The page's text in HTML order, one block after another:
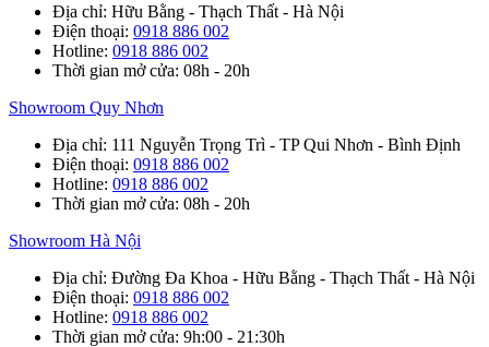
Địa chỉ: Hữu Bằng - Thạch Thất - Hà Nội
Điện thoại: 0918 886 002
Hotline: 0918 886 002
Thời gian mở cửa: 08h - 20h
Showroom Quy Nhơn
Địa chỉ: 111 Nguyễn Trọng Trì - TP Qui Nhơn - Bình Định
Điện thoại: 0918 886 002
Hotline: 0918 886 002
Thời gian mở cửa: 08h - 20h
Showroom Hà Nội
Địa chỉ: Đường Đa Khoa - Hữu Bằng - Thạch Thất - Hà Nội
Điện thoại: 0918 886 002
Hotline: 0918 886 002
Thời gian mở cửa: 9h:00 - 21:30h